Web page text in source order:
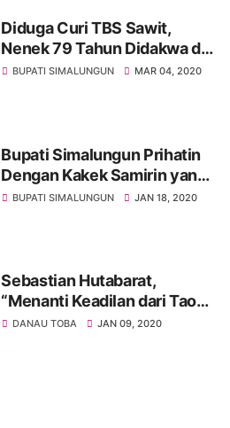
Diduga Curi TBS Sawit,
Nenek 79 Tahun Didakwa di
PN Simalungun
BUPATI SIMALUNGUN MAR 04, 2020
Bupati Simalungun Prihatin
Dengan Kakek Samirin yang
Divonis Mencuri Getah
BUPATI SIMALUNGUN JAN 18, 2020
Sebastian Hutabarat,
“Menanti Keadilan dari Tao
Na Tio”
DANAU TOBA JAN 09, 2020